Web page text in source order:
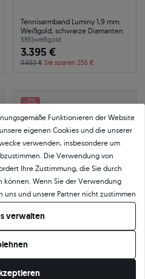
Tennisarmband Luminy 1,9 mm:
Weißgold, schwarze Diamanten
585|weißgold
3.395 €
3.650 € Sie sparen 255 €
-3%
Tennisarmband Luminy 4,5 mm:
Gold, schwarze Diamanten
585|gelbgold
7.077 €
Funktionieren der Website
eigenen Cookies und die unserer
verwenden, insbesondere um
Die Verwendung von
Ihre Zustimmung, die Sie durch
Wenn Sie der Verwendung
und unsere Partner nicht zustimmen
wählen" und bestimmen Sie Ihre
jederzeit widerrufen, indem Sie
verwalten